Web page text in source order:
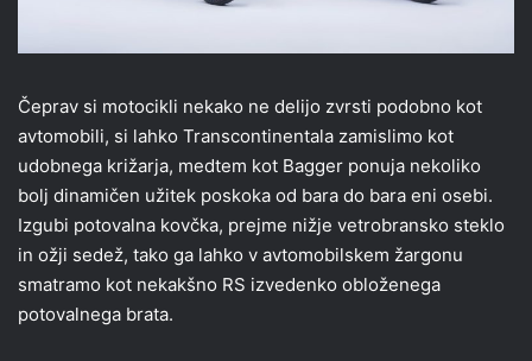
Čeprav si motocikli nekako ne delijo zvrsti podobno kot
avtomobili, si lahko Transcontinentala zamislimo kot
udobnega križarja, medtem kot Bagger ponuja nekoliko
bolj dinamičen užitek poskoka od bara do bara eni osebi.
Izgubi potovalna kovčka, prejme nižje vetrobransko steklo
in ožji sedež, tako ga lahko v avtomobilskem žargonu
smatramo kot nekakšno RS izvedenko obloženega
potovalnega brata.